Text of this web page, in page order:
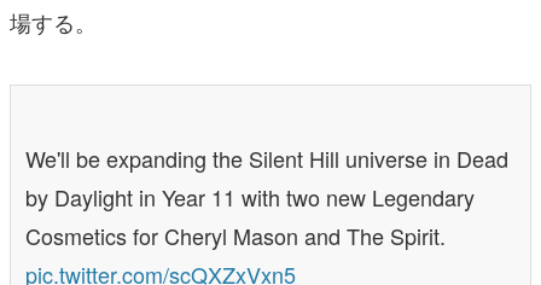
場する。
We'll be expanding the Silent Hill universe in Dead
by Daylight in Year 11 with two new Legendary
Cosmetics for Cheryl Mason and The Spirit.
pic.twitter.com/scQXZxVxn5